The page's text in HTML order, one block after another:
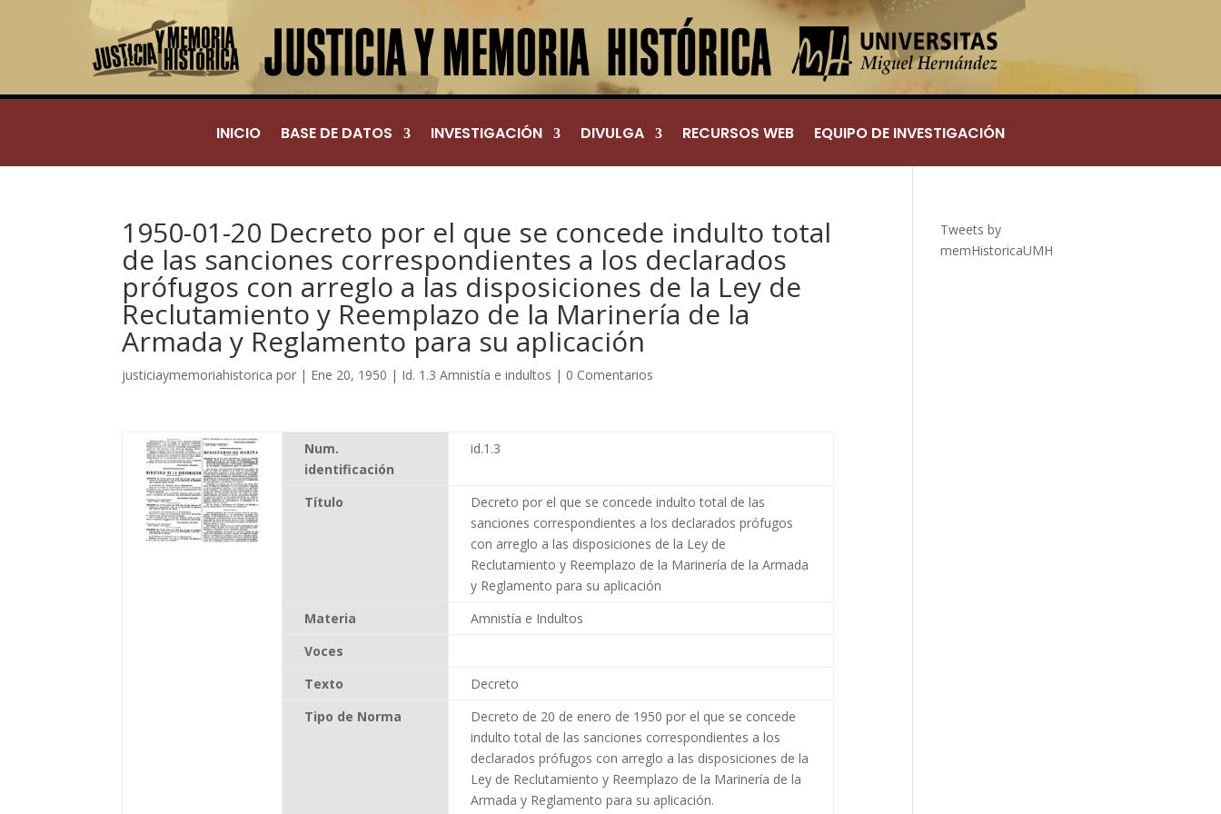
INICIO BASE DE DATOS INVESTIGACIÓN DIVULGA RECURSOS WEB EQUIPO DE INVESTIGACIÓN
1950-01-20 Decreto por el que se concede indulto total
de las sanciones correspondientes a los declarados
prófugos con arreglo a las disposiciones de la Ley de
Reclutamiento y Reemplazo de la Marinería de la
Armada y Reglamento para su aplicación
justiciaymemoriahistorica por | Ene 20, 1950 | Id. 1.3 Amnistía e indultos | 0 Comentarios
Num.
identificación
id.1.3
Título
Decreto por el que se concede indulto total de las
sanciones correspondientes a los declarados prófugos
con arreglo a las disposiciones de la Ley de
Reclutamiento y Reemplazo de la Marinería de la Armada
y Reglamento para su aplicación
Materia
Amnistía e Indultos
Voces
Texto
Decreto
Tipo de Norma
Decreto de 20 de enero de 1950 por el que se concede
indulto total de las sanciones correspondientes a los
declarados prófugos con arreglo a las disposiciones de la
Ley de Reclutamiento y Reemplazo de la Marinería de la
Armada y Reglamento para su aplicación.
Tweets by
memHistoricaUMH